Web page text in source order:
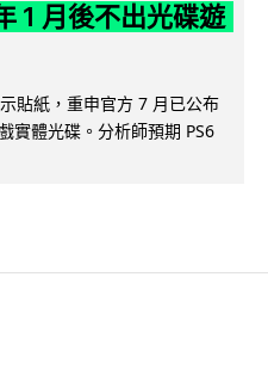
1 月後不出光碟遊
貼紙，重申官方 7 月已公布
實體光碟。分析師預期 PS6